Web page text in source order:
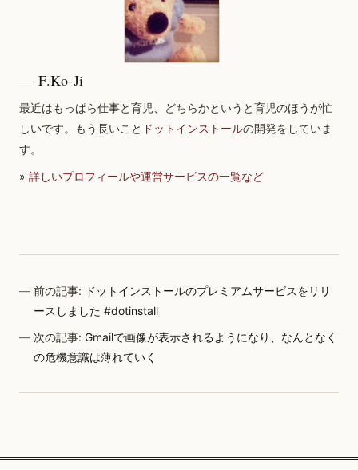
F.Ko-Ji
最近はもっぱら仕事と育児、どちらかというと育児のほうが忙
しいです。もう長いこと ドットインストールの開発をしていま
す。
» 詳しいプロフィールや運営サービスの一覧など
前の記事: ドットインストールのプレミアムサービスをリリ
ースしました #dotinstall
次の記事:Gmailで画像が表示されるようになり、なんとなく
の危機意識は薄れていく